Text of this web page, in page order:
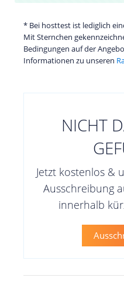
* Bei hosttest ist lediglich
Mit Sternchen
Bedingungen auf der
Informationen zu unseren
NICHT
Jetzt kostenlos &
Ausschreibung
innerhalb